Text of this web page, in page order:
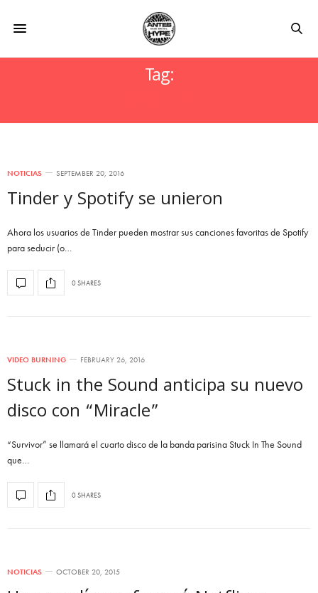
Tag:
NOTICIAS SEPTEMBER 20, 2016
Tinder y Spotify se unieron
Ahora los usuarios de Tinder pueden mostrar sus canciones favoritas de Spotify
para seducir (o…
0 SHARES
VIDEO BURNING FEBRUARY 26, 2016
Stuck in the Sound anticipa su nuevo
disco con “Miracle”
“Survivor” se llamará el cuarto disco de la banda parisina Stuck In The Sound
que…
0 SHARES
NOTICIAS OCTOBER 20, 2015